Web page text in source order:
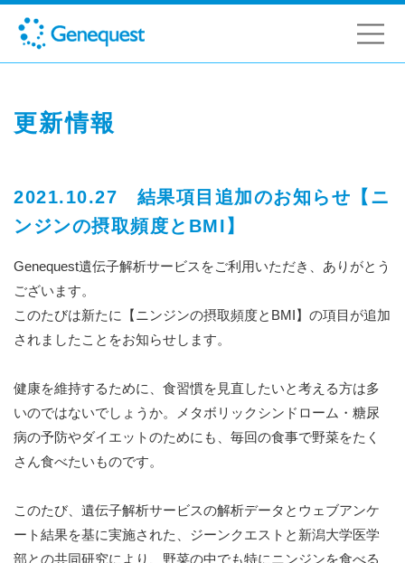
更新情報
2021.10.27 結果項目追加のお知らせ【ニ
ンジンの摂取頻度とBMI】
Genequest遺伝子解析サービスをご利用いただき、ありがとう
ございます。
このたびは新たに【ニンジンの摂取頻度とBMI】の項目が追加
されましたことをお知らせします。
健康を維持するために、食習慣を見直したいと考える方は多
いのではないでしょうか。メタボリックシンドローム・糖尿
病の予防やダイエットのためにも、毎回の食事で野菜をたく
さん食べたいものです。
このたび、遺伝子解析サービスの解析データとウェブアンケ
ート結果を基に実施された、ジーンクエストと新潟大学医学
部との共同研究により、野菜の中でも特にニンジンを食べる